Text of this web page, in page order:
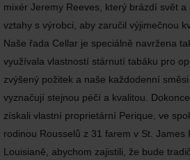
mixér Jeremy Reeves, který brázdí svět a
vztahy s výrobci, aby zaručil výjimečnou
Naše řada Cellar je speciálně navržena
využívala vlastností stárnutí tabáku pro
zvýšený požitek a naše každodenní směsi
vyznačují stejnou péčí a kvalitou.
získali vlastní proprietární Perique, ve
rodinou Rousselů z 31 farem v St. James
Louisianě, abychom zajistili, že bude